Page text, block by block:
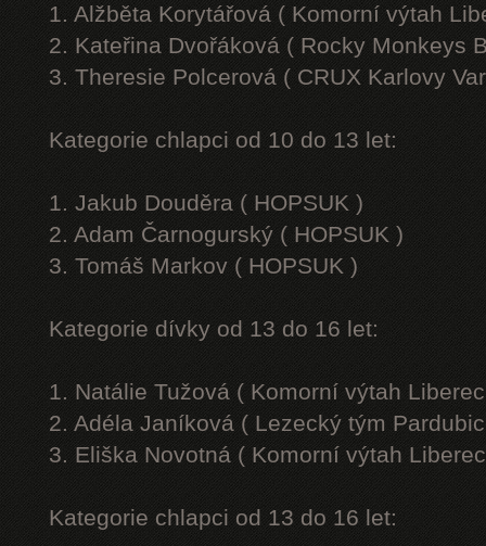
1. Alžběta Korytářová ( Komorní výtah
2. Kateřina Dvořáková ( Rocky Monkeys
3. Theresie Polcerová ( CRUX Karlovy
Kategorie chlapci od 10 do 13 let:
1. Jakub Douděra ( HOPSUK )
2. Adam Čarnogurský ( HOPSUK )
3. Tomáš Markov ( HOPSUK )
Kategorie dívky od 13 do 16 let:
1. Natálie Tužová ( Komorní výtah
2. Adéla Janíková ( Lezecký tým
3. Eliška Novotná ( Komorní výtah
Kategorie chlapci od 13 do 16 let: